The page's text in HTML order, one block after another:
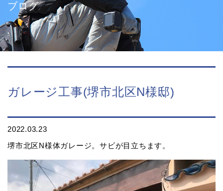
ブログ
ガレージ工事(堺市北区N様邸)
2022.03.23
堺市北区N様体ガレージ。サビが目立ちます。